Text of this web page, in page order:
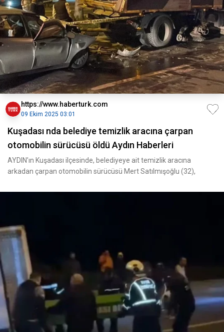
https://www.haberturk.com
09 Ekim 2025 03:01
Kuşadası nda belediye temizlik aracına çarpan
otomobilin sürücüsü öldü Aydın Haberleri
AYDIN’ın Kuşadası ilçesinde, belediyeye ait temizlik aracına
arkadan çarpan otomobilin sürücüsü Mert Satılmışoğlu (32),